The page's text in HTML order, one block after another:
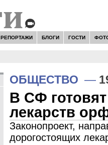
РЕПОРТАЖИ БЛОГИ ГОСТИ
ОБЩЕСТВО —
В СФ
лекарств
Законопроект,
дорогостоящих